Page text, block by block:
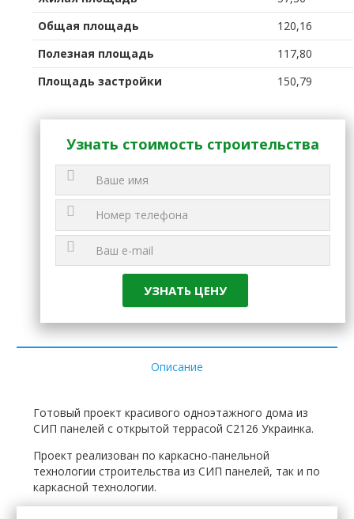
Общая площадь
120,16
Полезная площадь
117,80
Площадь застройки
150,79
Узнать стоимость строительства
Описание
Готовый проект красивого одноэтажного дома из
СИП панелей с открытой террасой C2126 Украинка.
Проект реализован по каркасно-панельной
технологии строительства из СИП панелей, так и по
каркасной технологии.